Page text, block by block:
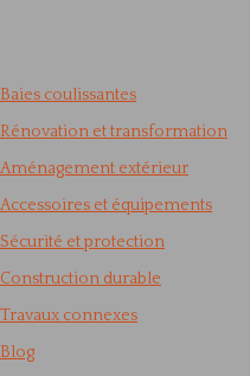
Baies coulissantes
Rénovation et transformation
Aménagement extérieur
Accessoires et équipements
Sécurité et protection
Construction durable
Travaux connexes
Blog